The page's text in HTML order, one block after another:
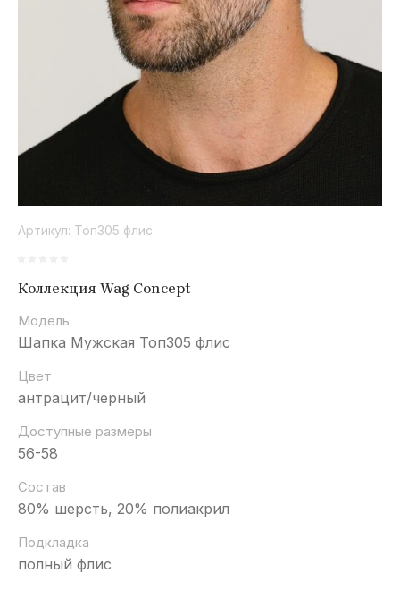
Артикул: Топ305 флис
Коллекция Wag Concept
Модель
Шапка Мужская Топ305 флис
Цвет
антрацит/черный
Доступные размеры
56-58
Состав
80% шерсть, 20% полиакрил
Подкладка
полный флис